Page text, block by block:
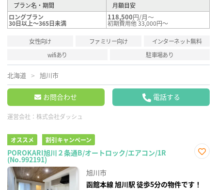
プラン名・期間
月額目安
ロングプラン
30日以上～365日未満
118,500円/月～
初期費用他 33,000円～
女性向け ファミリー向け
インターネット無料
wifiあり
駐車場あり
北海道 旭川市
お問合わせ 電話する
運営会社： 株式会社ダッシュ
オススメ 割引キャンペーン
POROKARI旭川２条通B/オートロック/エアコン/1R
(No.992191)
録
旭川市
函館本線 旭川駅 徒歩5分の物件です！